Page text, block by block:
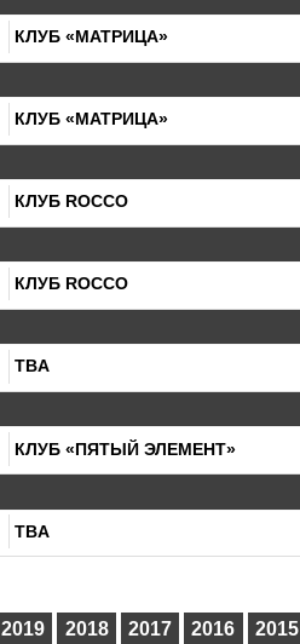
КЛУБ «МАТРИЦА»
КЛУБ «МАТРИЦА»
КЛУБ ROCCO
КЛУБ ROCCO
TBA
КЛУБ «ПЯТЫЙ ЭЛЕМЕНТ»
TBA
2019 2018 2017 2016 2015